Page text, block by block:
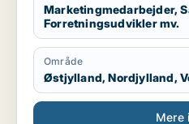
Marketingmedarbejder,
Forretningsudvikler mv.
Område
Østjylland, Nordjylland,
Mere